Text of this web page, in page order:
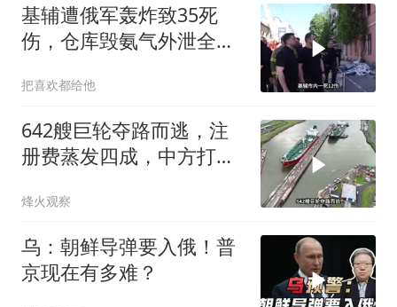
基辅遭俄军轰炸致35死
伤，仓库毁氨气外泄全城
把喜欢都给他
642艘巨轮夺路而逃，注
册费蒸发四成，中方打到
烽火观察
乌：朝鲜导弹要入俄！普
京现在有多难？